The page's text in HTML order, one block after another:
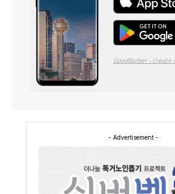
- Advertisement -